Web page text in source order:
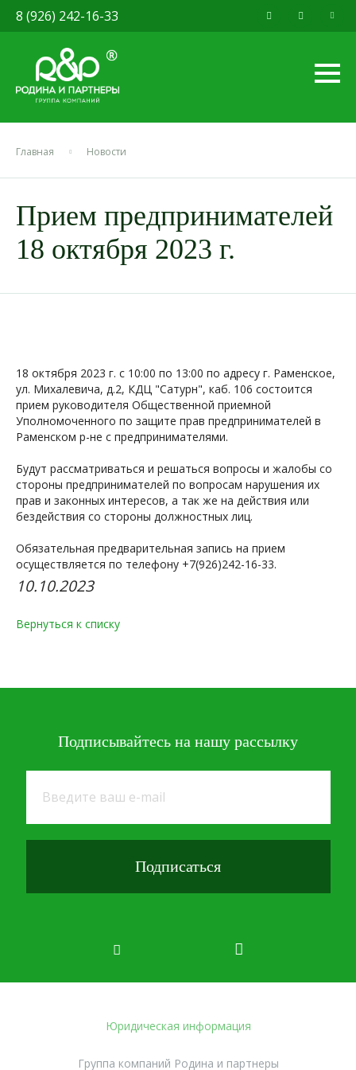
8 (926) 242-16-33
Главная Новости
Прием предпринимателей
18 октября 2023 г.
18 октября 2023 г. с 10:00 по 13:00 по адресу г. Раменское,
ул. Михалевича, д.2, КДЦ "Сатурн", каб. 106 состоится
прием руководителя Общественной приемной
Уполномоченного по защите прав предпринимателей в
Раменском р-не с предпринимателями.
Будут рассматриваться и решаться вопросы и жалобы со
стороны предпринимателей по вопросам нарушения их
прав и законных интересов, а так же на действия или
бездействия со стороны должностных лиц.
Обязательная предварительная запись на прием
осуществляется по телефону +7(926)242-16-33.
10.10.2023
Вернуться к списку
Подписывайтесь на нашу рассылку
Группа компаний Родина и партнеры
Юридическая информация